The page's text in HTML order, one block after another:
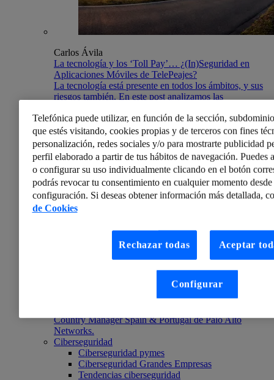
Carlos Ávila
La tecnología y los ‘Toll Pay’… ¿(In)Seguridad en
Aplicaciones Móviles de TelePeajes?
La tecnología está presente en todos los ámbitos, y sus
riesgos también. En este post analizamos las
ElevenPaths Radio – 1×14 Entrevista a Tony Hadzima
En esta nueva entrevista de nuestros podcast:
Country Manager Spain & Portugal de Palo Alto
Networks.
Ciberseguridad
Ciberseguridad pymes
Ciberseguridad Grandes Empresas
Tendencias ciberseguridad
Telefónica puede utilizar, en función de la sección,
que estés visitando, cookies propias y de terceros con fines
personalización, redes sociales y/o para mostrarte publicidad
perfil elaborado a partir de tus hábitos de navegación. Puedes
o configurar su uso individualmente clicando en el botón
podrás revocar tu consentimiento en cualquier momento
configuración. Si deseas obtener información más detallada,
de Cookies
Rechazar todas Aceptar
Configurar